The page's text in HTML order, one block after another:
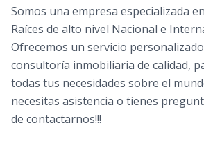
Somos una empresa especializada
Raíces de alto nivel Nacional e
Ofrecemos un servicio
consultoría inmobiliaria de calidad,
todas tus necesidades sobre el
necesitas asistencia o tienes
de contactarnos!!!